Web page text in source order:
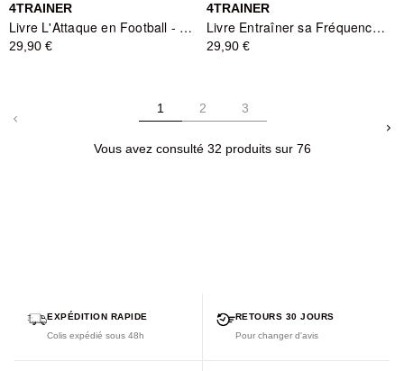
4TRAINER
Livre L'Attaque en Football - Concepts Tactiques - 4TRAINER
29,90 €
4TRAINER
Livre Entraîner sa Fréquence Cardiaque - 4TRAINER
29,90 €
keyboard_arrow_left
1 2 3
Vous avez consulté 32 produits sur 76
keyboard_arrow_right
EXPÉDITION RAPIDE
Colis expédié sous 48h
RETOURS 30 JOURS
Pour changer d'avis